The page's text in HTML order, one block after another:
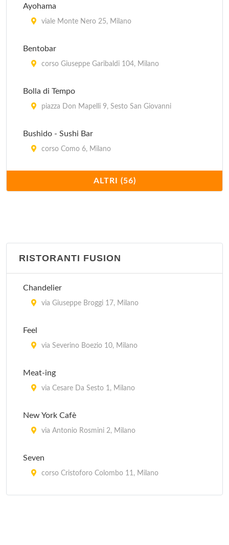
Sarla
Serendib
Ayohama
viale Monte Nero 25, Milano
Bentobar
corso Giuseppe Garibaldi 104, Milano
Bolla di Tempo
piazza Don Mapelli 9, Sesto San Giovanni
Bushido - Sushi Bar
corso Como 6, Milano
Compagnia generale dei viaggiatori, naviganti e
Finger's
via San Gerolamo Emiliani 2, Milano
via Raffaello Sanzio 4, Milano
via degli Zuccaro 5, Milano
ALTRI (56)
RISTORANTI FUSION
Chandelier
via Giuseppe Broggi 17, Milano
Feel
via Severino Boezio 10, Milano
Meat-ing
via Cesare Da Sesto 1, Milano
New York Cafè
via Antonio Rosmini 2, Milano
Seven
corso Cristoforo Colombo 11, Milano